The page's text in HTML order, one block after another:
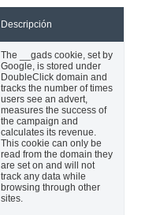
Descripción
The __gads cookie, set by
Google, is stored under
DoubleClick domain and
tracks the number of times
users see an advert,
measures the success of
the campaign and
calculates its revenue.
This cookie can only be
read from the domain they
are set on and will not
track any data while
browsing through other
sites.